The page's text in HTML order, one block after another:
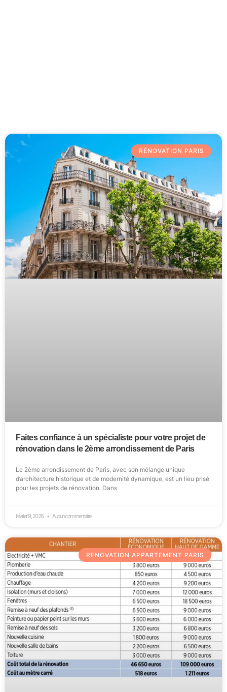
RÉNOVATION PARIS
Faites confiance à un spécialiste pour votre projet de
rénovation dans le 2ème arrondissement de Paris
Le 2ème arrondissement de Paris, avec son mélange unique
d’architecture historique et de modernité dynamique, est un lieu prisé
pour les projets de rénovation. Dans
février 9, 2026 Aucun commentaire
RENOVATION APPARTEMENT PARIS